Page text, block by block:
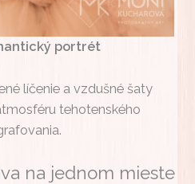
portrét
líčenie a vzdušné šaty
tehotenského
na jednom mieste